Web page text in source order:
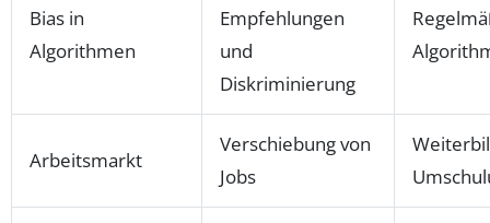
Bias in
Algorithmen
Empfehlungen
und
Diskriminierung
Arbeitsmarkt
Verschiebung von
Jobs